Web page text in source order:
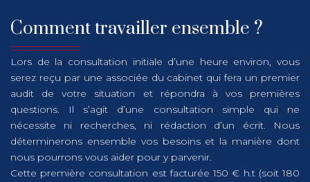
Comment travailler ensemble ?
Lors de la consultation initiale d’une heure environ, vous
serez reçu par une associée du cabinet qui fera un premier
audit de votre situation et répondra à vos premières
questions. Il s’agit d’une consultation simple qui ne
nécessite ni recherches, ni rédaction d’un écrit. Nous
déterminerons ensemble vos besoins et la manière dont
nous pourrons vous aider pour y parvenir.
Cette première consultation est facturée 150 € h.t (soit 180